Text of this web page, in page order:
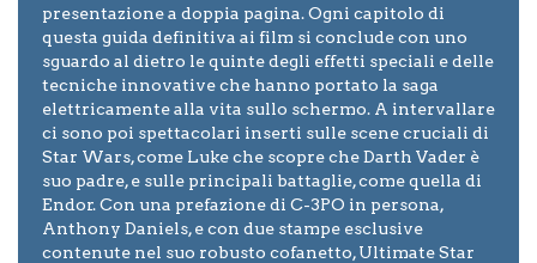
presentazione a doppia pagina. Ogni capitolo di
questa guida definitiva ai film si conclude con uno
sguardo al dietro le quinte degli effetti speciali e delle
tecniche innovative che hanno portato la saga
elettricamente alla vita sullo schermo. A intervallare
ci sono poi spettacolari inserti sulle scene cruciali di
Star Wars, come Luke che scopre che Darth Vader è
suo padre, e sulle principali battaglie, come quella di
Endor. Con una prefazione di C-3PO in persona,
Anthony Daniels, e con due stampe esclusive
contenute nel suo robusto cofanetto, Ultimate Star